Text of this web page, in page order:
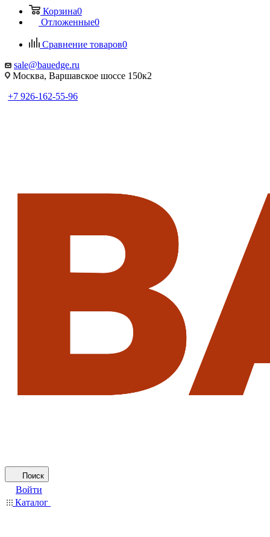
Корзина0
Отложенные0
Сравнение товаров0
sale@bauedge.ru
Москва, Варшавское шоссе 150к2
+7 926-162-55-96
Поиск
Войти
Каталог